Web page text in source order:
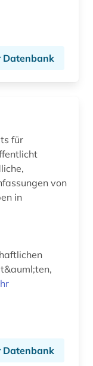
Datenbank
für
von
in
Datenbank